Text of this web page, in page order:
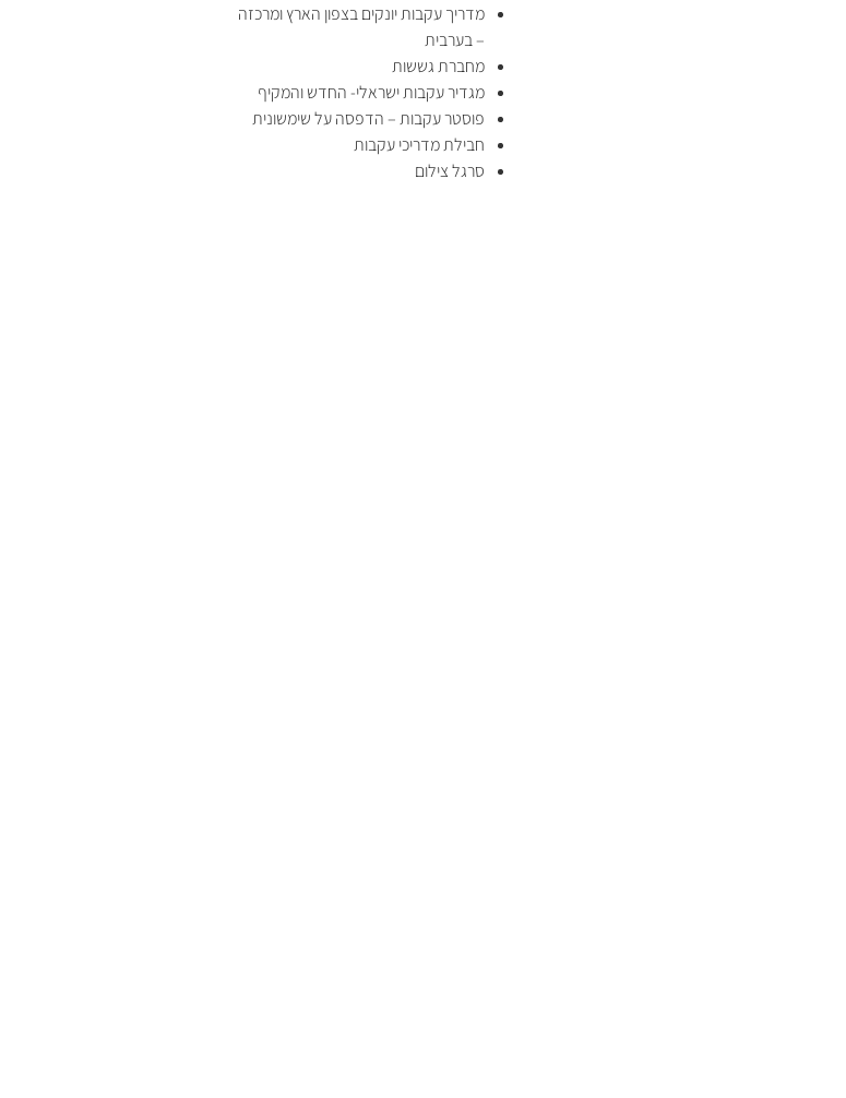
מדריך עקבות יונקים בצפון הארץ ומרכזה
– בערבית
מחברת גששות
מגדיר עקבות ישראלי- החדש והמקיף
פוסטר עקבות – הדפסה על שימשונית
חבילת מדריכי עקבות
סרגל צילום